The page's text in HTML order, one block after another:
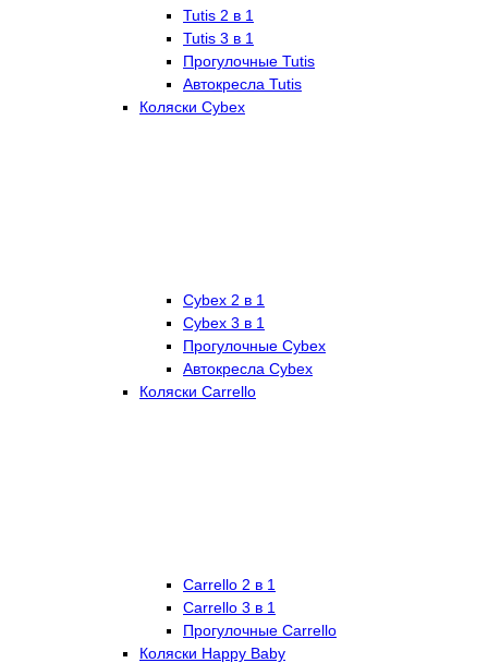
Tutis 2 в 1
Tutis 3 в 1
Прогулочные Tutis
Автокресла Tutis
Коляски Cybex
Cybex 2 в 1
Cybex 3 в 1
Прогулочные Cybex
Автокресла Cybex
Коляски Carrello
Carrello 2 в 1
Carrello 3 в 1
Прогулочные Carrello
Коляски Happy Baby